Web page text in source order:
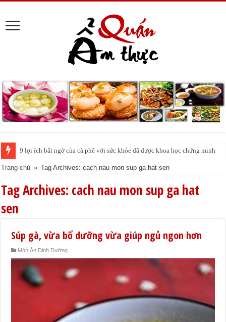
9 lợi ích bất ngờ của cà phê với sức khỏe đã được khoa học chứng minh
Trang chủ » Tag Archives: cach nau mon sup ga hat sen
Tag Archives: cach nau mon sup ga hat
sen
Súp gà, vừa bổ dưỡng vừa giúp ngủ ngon hơn
Món Ăn Dinh Dưỡng